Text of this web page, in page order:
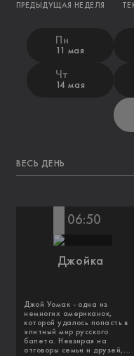
ПРЕДЫДУЩАЯ НЕДЕЛЯ
Пн
11 мая
Чт
14 мая
ВЕСЬ ДЕНЬ
06:50
Джойка
Джой Уомак - одна из
немногих американок,
которой удалось попасть в
элитный мир русского
балета. Невзирая на
отговоры семьи и друзей,...